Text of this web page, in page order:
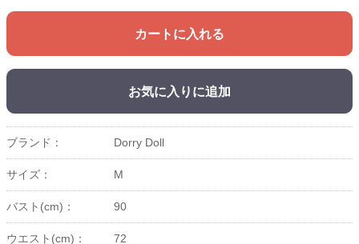
カートに入れる
お気に入りに追加
ブランド： Dorry Doll
サイズ： M
バスト(cm)： 90
ウエスト(cm)： 72